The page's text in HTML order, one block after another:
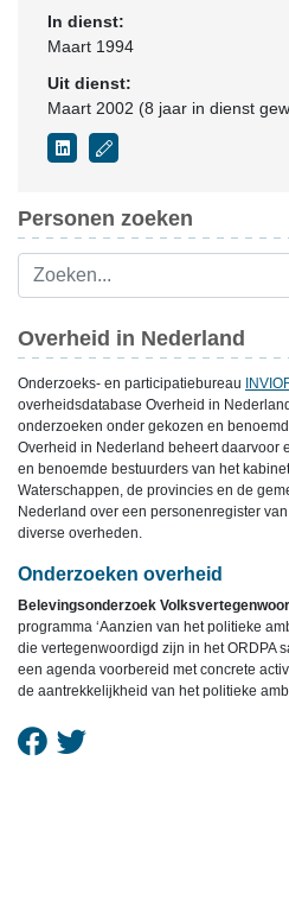
In dienst:
Maart 1994
Uit dienst:
Maart 2002 (8 jaar in dienst
Personen zoeken
Overheid in Nederland
Onderzoeks- en participatiebureau
overheidsdatabase Overheid in
onderzoeken onder gekozen en
Overheid in Nederland beheert daarvoor
en benoemde bestuurders van het
Waterschappen, de provincies en de
Nederland over een personenregister
diverse overheden.
Onderzoeken overheid
Belevingsonderzoek
programma ‘Aanzien van het politieke
die vertegenwoordigd zijn in het ORDPA
een agenda voorbereid met concrete
de aantrekkelijkheid van het politieke